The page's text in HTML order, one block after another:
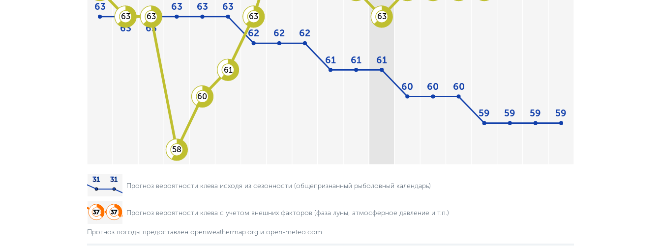
63
63
63
63 63 63
62 62 62
61 61 61
60 60 60
59 59 59 59
63 63
58
60
61
63 63
Прогноз вероятности клева исходя из сезонности (общепризнанный рыболовный календарь)
Прогноз вероятности клева с учетом внешних факторов (фаза луны, атмосферное давление и т.п.)
Прогноз погоды предоставлен openweathermap.org и open-meteo.com